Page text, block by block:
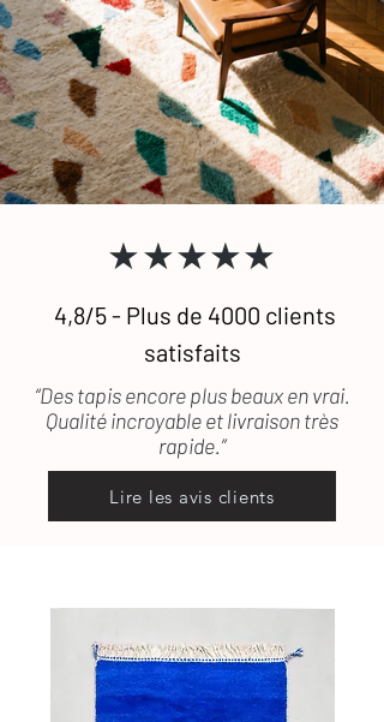
★★★★★
4,8/5 - Plus de 4000 clients
satisfaits
“Des tapis encore plus beaux en vrai.
Qualité incroyable et livraison très
rapide.”
Lire les avis clients